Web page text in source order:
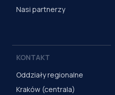
Nasi partnerzy
KONTAKT
Oddziały regionalne
Kraków (centrala)